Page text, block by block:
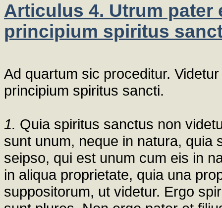
Articulus 4. Utrum
principium spiritus
Ad quartum sic proceditur.
principium spiritus sancti.
1. Quia spiritus sanctus non
sunt unum, neque in natura, quia
seipso, qui est unum cum eis in
in aliqua proprietate, quia una
suppositorum, ut videtur. Ergo